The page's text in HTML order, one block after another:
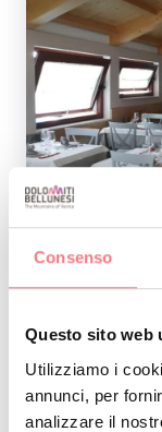
Consenso
Questo sito web
Utilizziamo i
annunci, per
analizzare il